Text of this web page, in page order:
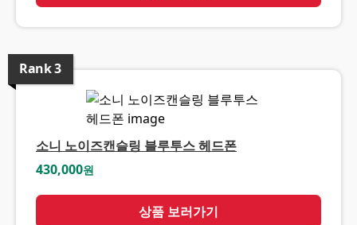
Rank3
소니 노이즈캔슬링 블루투스 헤드폰
430,000원
상품 보러가기